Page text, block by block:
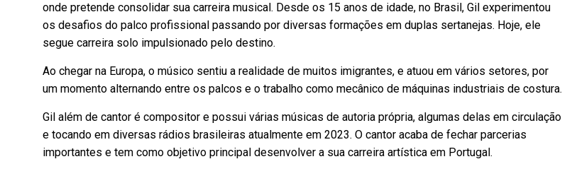
onde pretende consolidar sua carreira musical. Desde os 15 anos de idade, no Brasil, Gil experimentou
os desafios do palco profissional passando por diversas formações em duplas sertanejas. Hoje, ele
segue carreira solo impulsionado pelo destino.
Ao chegar na Europa, o músico sentiu a realidade de muitos imigrantes, e atuou em vários setores, por
um momento alternando entre os palcos e o trabalho como mecânico de máquinas industriais de costura.
Gil além de cantor é compositor e possui várias músicas de autoria própria, algumas delas em circulação
e tocando em diversas rádios brasileiras atualmente em 2023. O cantor acaba de fechar parcerias
importantes e tem como objetivo principal desenvolver a sua carreira artística em Portugal.